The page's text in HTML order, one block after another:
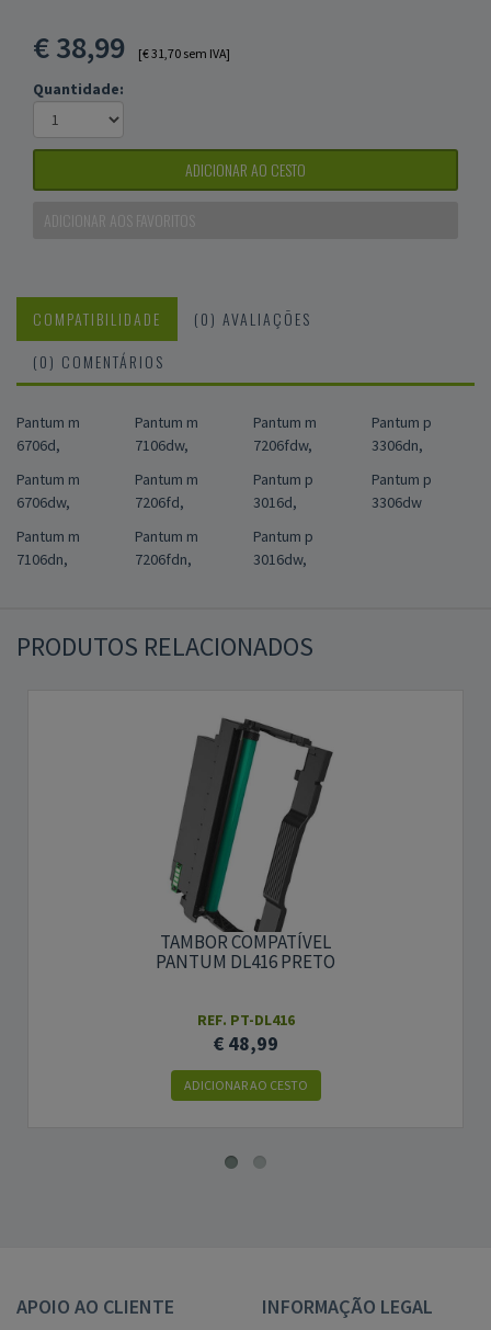
€38,99 [€ 31,70 sem IVA]
Quantidade:
ADICIONAR AO CESTO
ADICIONAR AOS FAVORITOS
COMPATIBILIDADE
(0) AVALIAÇÕES
(0) COMENTÁRIOS
Pantum m
6706d,
Pantum m
6706dw,
Pantum m
7106dn,
Pantum m
7106dw,
Pantum m
7206fd,
Pantum m
7206fdn,
Pantum m
7206fdw,
Pantum p
3016d,
Pantum p
3016dw,
Pantum p
3306dn,
Pantum p
3306dw
PRODUTOS RELACIONADOS
TAMBOR COMPATÍVEL
PANTUM DL416 PRETO
REF. PT-DL416
€ 48,99
ADICIONAR AO CESTO
APOIO AO CLIENTE INFORMAÇÃO LEGAL